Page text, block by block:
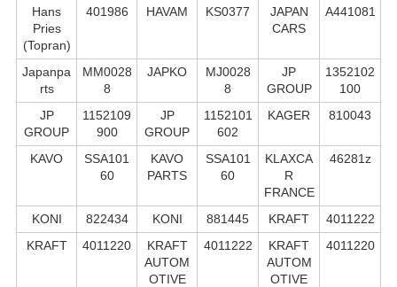
Hans
Pries
(Topran)
401986 HAVAM KS0377
JAPAN
CARS
A441081
Japanpa
rts
MM0028
8
JAPKO
MJ0028
8
JP
GROUP
1352102
100
JP
GROUP
1152109
900
JP
GROUP
1152101
602
KAGER 810043
KAVO
SSA101
60
KAVO
PARTS
SSA101
60
KLAXCA
R
FRANCE
46281z
KONI 822434 KONI 881445 KRAFT
4011222
KRAFT
4011220
KRAFT
AUTOM
OTIVE
4011222
KRAFT
AUTOM
OTIVE
4011220